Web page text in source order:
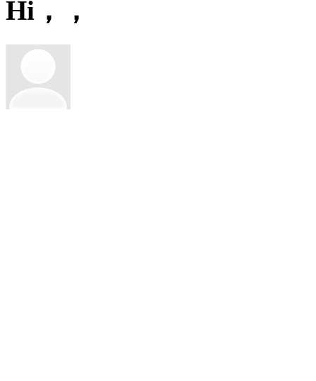
Hi，，